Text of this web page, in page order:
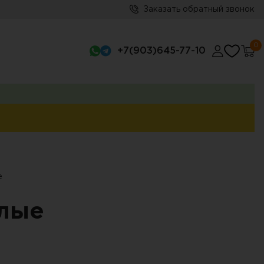
Заказать обратный звонок
+7(903)645-77-10
0